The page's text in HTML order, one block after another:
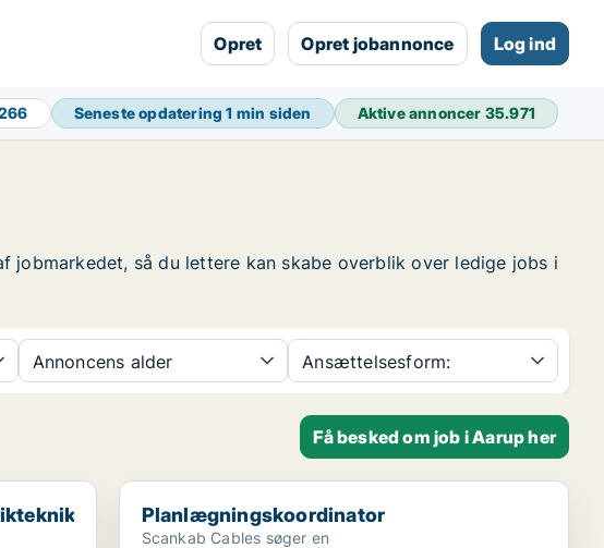
Opret Opret jobannonce Log ind
Seneste opdatering1 min siden Aktive annoncer 35.971
jobmarkedet, så du lettere kan skabe overblik over ledige jobs i
Annoncens alder Ansættelsesform:
Få besked om job i Aarup her
– Nat –... Planlægningskoordinator
Planlægningskoordinator
Scankab Cables søger en